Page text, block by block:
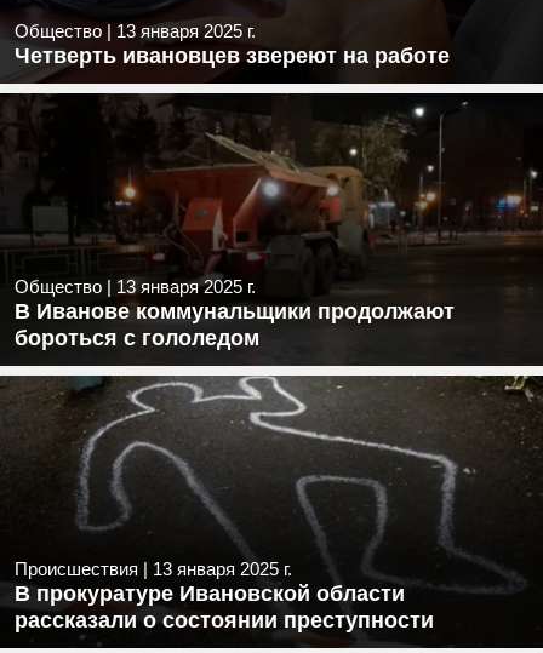
Общество | 13 января 2025 г.
Четверть ивановцев звереют на работе
Общество | 13 января 2025 г.
В Иванове коммунальщики продолжают
бороться с гололедом
Происшествия | 13 января 2025 г.
В прокуратуре Ивановской области
рассказали о состоянии преступности